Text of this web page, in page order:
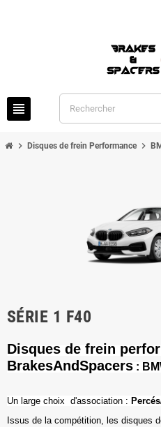
view_headline
chevron_right Disques de frein Performance chevron_right
SÉRIE 1 F40
Disques de frein
BrakesAndSpacers :
Un l arge choix d'association :
Issus de la compétition, les disques